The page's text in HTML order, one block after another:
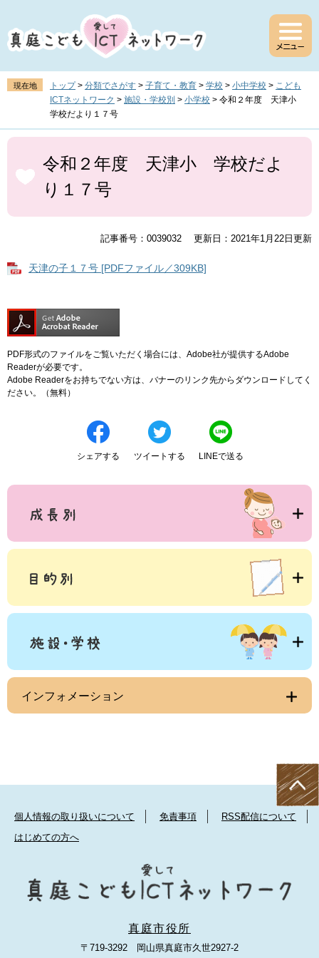
ジ
の
頭
。
ュ
ー
飛
て
本
現在地 トップ > 分類でさがす > 子育て・教育 > 学校 > 小中学校 > こども
ICTネットワーク > 施設・学校別 > 小学校 > 令和２年度 天津小
学校だより１７号
本
令和２年度 天津小 学校だよ
り１７号
記事番号：0039032 更新日：2021年1月22日更新
天津の子１７号 [PDFファイル／309KB]
PDF形式のファイルをご覧いただく場合には、Adobe社が提供するAdobe
Readerが必要です。
Adobe Readerをお持ちでない方は、バナーのリンク先からダウンロードしてく
ださい。（無料）
シェアする ツイートする LINEで送る
インフォメーション
個人情報の取り扱いについて 免責事項
RSS配信について
はじめての方へ
真庭市役所
〒719-3292 岡山県真庭市久世2927-2